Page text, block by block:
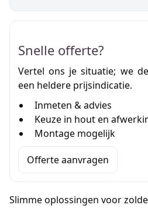
Snelle offerte?
Vertel ons je situatie; we
een heldere prijsindicatie.
Inmeten & advies
Keuze in hout en
Montage mogelijk
Offerte aanvragen
Slimme oplossingen voor